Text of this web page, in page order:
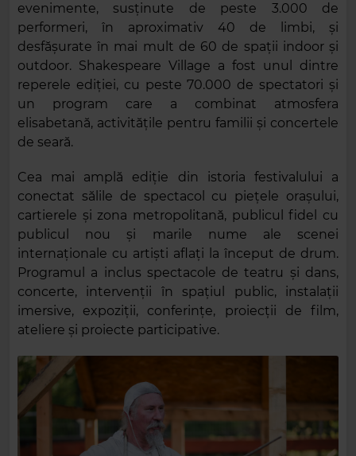
evenimente, susținute de peste 3.000 de
performeri, în aproximativ 40 de limbi, și
desfășurate în mai mult de 60 de spații indoor și
outdoor. Shakespeare Village a fost unul dintre
reperele ediției, cu peste 70.000 de spectatori și
un program care a combinat atmosfera
elisabetană, activitățile pentru familii și concertele
de seară.
Cea mai amplă ediție din istoria festivalului a
conectat sălile de spectacol cu piețele orașului,
cartierele și zona metropolitană, publicul fidel cu
publicul nou și marile nume ale scenei
internaționale cu artiști aflați la început de drum.
Programul a inclus spectacole de teatru și dans,
concerte, intervenții în spațiul public, instalații
imersive, expoziții, conferințe, proiecții de film,
ateliere și proiecte participative.